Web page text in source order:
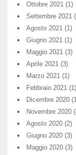
Ottobre 2021 (1)
Settembre 2021
Agosto 2021 (1)
Giugno 2021 (1)
Maggio 2021 (3)
Aprile 2021 (3)
Marzo 2021 (1)
Febbraio 2021 (1)
Dicembre 2020
Novembre 2020
Agosto 2020 (2)
Giugno 2020 (3)
Maggio 2020 (3)